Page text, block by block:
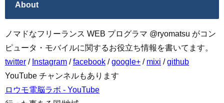
About
ノマドなフリーランス WEB プログラマ @ryomatsu がコン
ピュータ・モバイルに関するお役立ち情報を書いてます。
twitter / Instagram /facebook /google+ / mixi /github
YouTube チャンネルもあります
ロウモ電脳ラボ - YouTube